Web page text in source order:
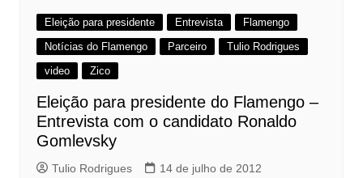
Eleição para presidente Entrevista
Flamengo
Notícias do Flamengo
Parceiro
Tulio Rodrigues
video
Zico
Eleição para presidente do Flamengo –
Entrevista com o candidato Ronaldo
Gomlevsky
Tulio Rodrigues 14 de julho de 2012